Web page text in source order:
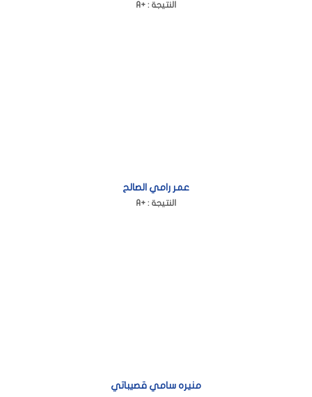
A+ : النتيجة
عمر رامي الصالح
A+ : النتيجة
منيره سامي قصيباتي